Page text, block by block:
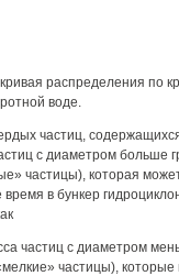
распределения по
воде.
частиц,
с диаметром больше
частицы), которая
в бункер
частиц с диаметром
частицы), которые